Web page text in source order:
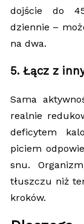
dojście do
dziennie –
na dwa.
5. Łącz z
Sama
realnie
deficytem
piciem
snu.
tłuszczu niż
kroków.